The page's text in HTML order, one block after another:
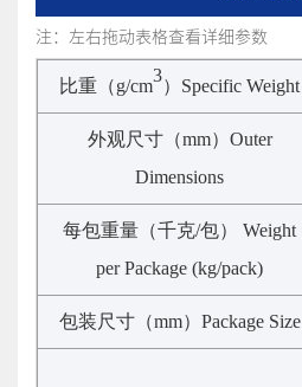
注：左右拖动表格查看详细参数
比重（g/cm
3
） Specific Weight
外观尺寸（mm） Outer
Dimensions
每包重量（千克/包） Weight
per Package (kg/pack)
包装尺寸（mm） Package Size